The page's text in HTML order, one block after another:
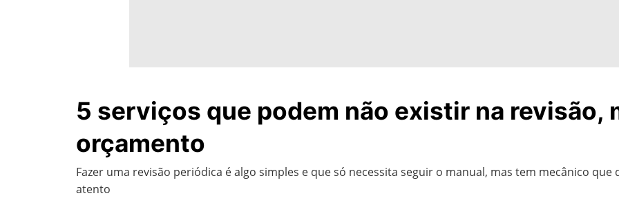
5 serviços que podem não existir na revisão,
orçamento
Fazer uma revisão periódica é algo simples e que só necessita seguir o manual, mas tem mecânico
atento